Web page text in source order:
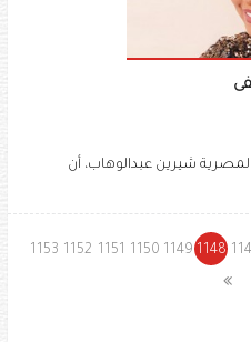
شيرين عبدالوهاب، أن
1148
1149
1150
1151
1152
1153